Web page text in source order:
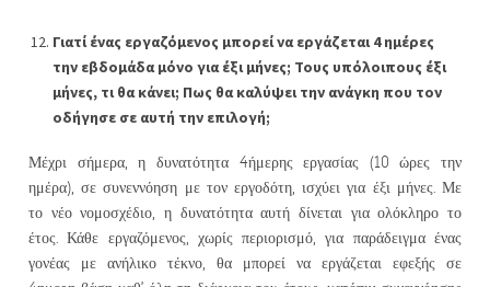
Γιατί ένας εργαζόμενος μπορεί να εργάζεται 4 ημέρες
την εβδομάδα μόνο για έξι μήνες; Τους υπόλοιπους έξι
μήνες, τι θα κάνει; Πως θα καλύψει την ανάγκη που τον
οδήγησε σε αυτή την επιλογή;
Μέχρι σήμερα, η δυνατότητα 4ήμερης εργασίας (10 ώρες την
ημέρα), σε συνεννόηση με τον εργοδότη, ισχύει για έξι μήνες. Με
το νέο νομοσχέδιο, η δυνατότητα αυτή δίνεται για ολόκληρο το
έτος. Κάθε εργαζόμενος, χωρίς περιορισμό, για παράδειγμα ένας
γονέας με ανήλικο τέκνο, θα μπορεί να εργάζεται εφεξής σε